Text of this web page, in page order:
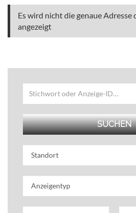
Es wird nicht die genaue Adresse
angezeigt